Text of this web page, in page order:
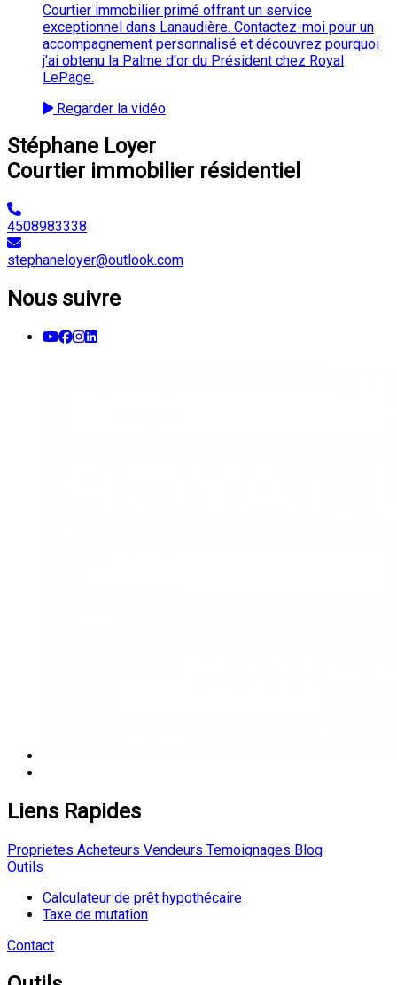
Courtier immobilier primé offrant un service
exceptionnel dans Lanaudière. Contactez-moi pour un
accompagnement personnalisé et découvrez pourquoi
j'ai obtenu la Palme d'or du Président chez Royal
LePage.
Regarder la vidéo
Stéphane Loyer
Courtier immobilier résidentiel
4508983338
stephaneloyer@outlook.com
Nous suivre
Liens Rapides
Proprietes Acheteurs Vendeurs Temoignages Blog
Outils
Calculateur de prêt hypothécaire
Taxe de mutation
Contact